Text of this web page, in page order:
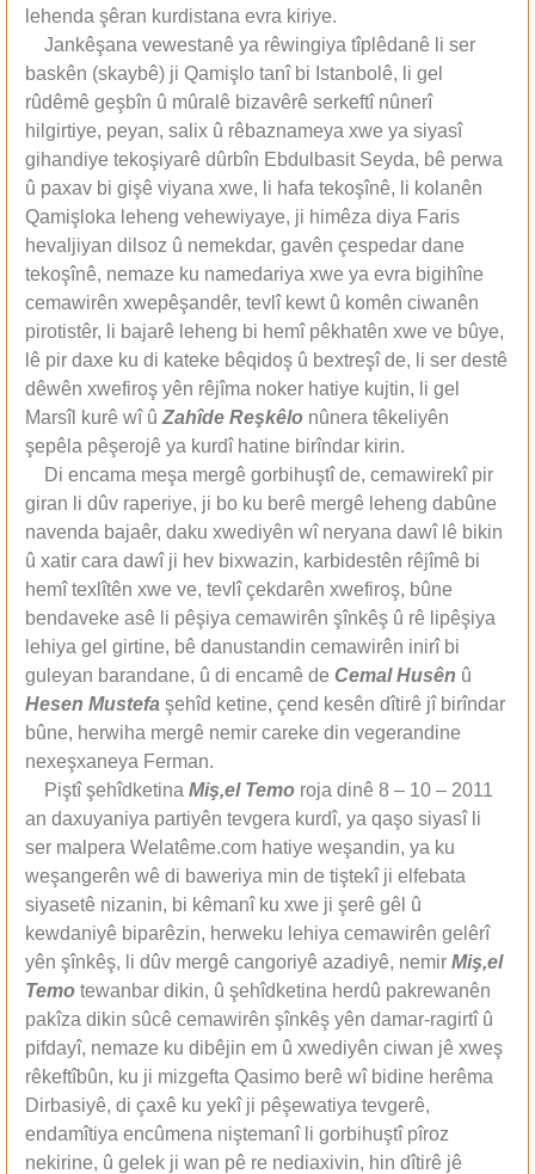
lehenda şêran kurdistana evra kiriye.
Jankêşana vewestanê ya rêwingiya tîplêdanê li ser
baskên (skaybê) ji Qamişlo tanî bi Istanbolê, li gel
rûdêmê geşbîn û mûralê bizavêrê serkeftî nûnerî
hilgirtiye, peyan, salix û rêbaznameya xwe ya siyasî
gihandiye tekoşiyarê dûrbîn Ebdulbasit Seyda, bê perwa
û paxav bi gişê viyana xwe, li hafa tekoşînê, li kolanên
Qamişloka leheng vehewiyaye, ji himêza diya Faris
hevaljiyan dilsoz û nemekdar, gavên çespedar dane
tekoşînê, nemaze ku namedariya xwe ya evra bigihîne
cemawirên xwepêşandêr, tevlî kewt û komên ciwanên
pirotistêr, li bajarê leheng bi hemî pêkhatên xwe ve bûye,
lê pir daxe ku di kateke bêqidoş û bextreşî de, li ser destê
dêwên xwefiroş yên rêjîma noker hatiye kujtin, li gel
Marsîl kurê wî û Zahîde Reşkêlo nûnera têkeliyên
şepêla pêşerojê ya kurdî hatine birîndar kirin.
Di encama meşa mergê gorbihuştî de, cemawirekî pir
giran li dûv raperiye, ji bo ku berê mergê leheng dabûne
navenda bajaêr, daku xwediyên wî neryana dawî lê bikin
û xatir cara dawî ji hev bixwazin, karbidestên rêjîmê bi
hemî texlîtên xwe ve, tevlî çekdarên xwefiroş, bûne
bendaveke asê li pêşiya cemawirên şînkêş û rê lipêşiya
lehiya gel girtine, bê danustandin cemawirên inirî bi
guleyan barandane, û di encamê de Cemal Husên û
Hesen Mustefa şehîd ketine, çend kesên dîtirê jî birîndar
bûne, herwiha mergê nemir careke din vegerandine
nexeşxaneya Ferman.
Piştî şehîdketina Miş,el Temo roja dinê 8 – 10 – 2011
an daxuyaniya partiyên tevgera kurdî, ya qaşo siyasî li
ser malpera Welatême.com hatiye weşandin, ya ku
weşangerên wê di baweriya min de tiştekî ji elfebata
siyasetê nizanin, bi kêmanî ku xwe ji şerê gêl û
kewdaniyê biparêzin, herweku lehiya cemawirên gelêrî
yên şînkêş, li dûv mergê cangoriyê azadiyê, nemir Miş,el
Temo tewanbar dikin, û şehîdketina herdû pakrewanên
pakîza dikin sûcê cemawirên şînkêş yên damar-ragirtî û
pifdayî, nemaze ku dibêjin em û xwediyên ciwan jê xweş
rêkeftîbûn, ku ji mizgefta Qasimo berê wî bidine herêma
Dirbasiyê, di çaxê ku yekî ji pêşewatiya tevgerê,
endamîtiya encûmena niştemanî li gorbihuştî pîroz
nekirine, û gelek ji wan pê re nediaxivin, hin dîtirê jê